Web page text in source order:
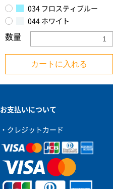
034 フロスティブルー
044 ホワイト
数量
カートに入れる
お支払いについて
・クレジットカード